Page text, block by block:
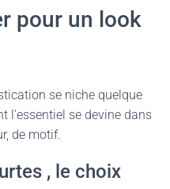
pour un look
se niche quelque
l’essentiel se devine dans
de motif.
, le choix